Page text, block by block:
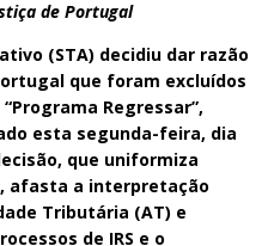
de Portugal
(STA) decidiu dar razão
que foram excluídos
Regressar”,
esta segunda-feira, dia
que uniformiza
afasta a interpretação
Tributária (AT) e
de IRS e o